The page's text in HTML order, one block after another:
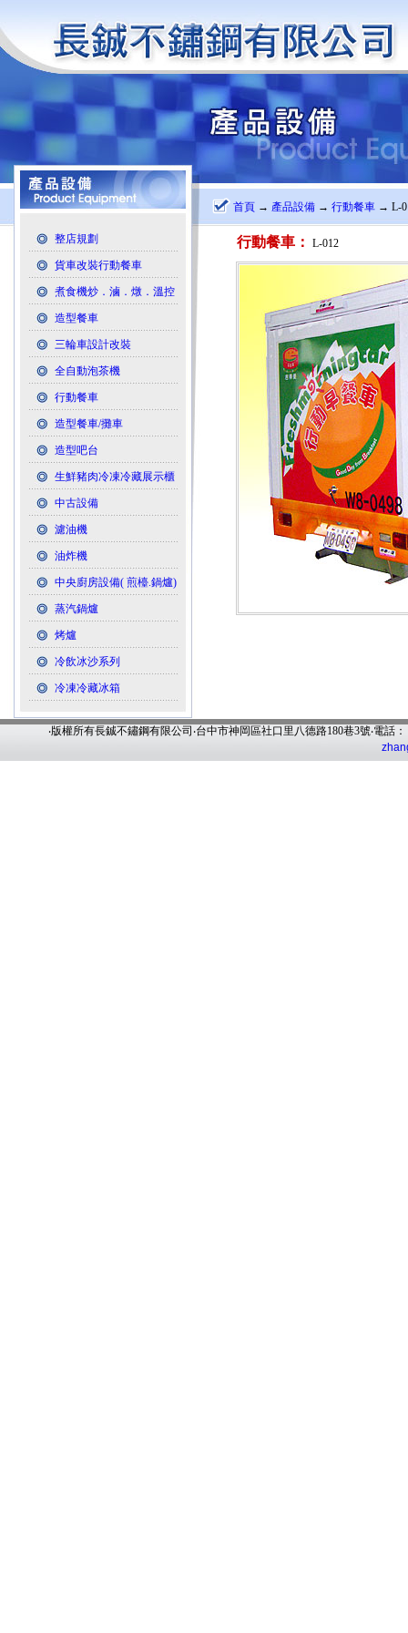
整店規劃
貨車改裝行動餐車
煮食機炒．滷．燉．溫控
造型餐車
三輪車設計改裝
全自動泡茶機
行動餐車
造型餐車/攤車
造型吧台
生鮮豬肉冷凍冷藏展示櫃
中古設備
濾油機
油炸機
中央廚房設備( 煎檯.鍋爐)
蒸汽鍋爐
烤爐
冷飲冰沙系列
冷凍冷藏冰箱
首頁 → 產品設備 → 行動餐車 → L-
行動餐車： L-012
‧版權所有長鋮不鏽鋼有限公司‧台中市神岡區社口里八德路180巷3號‧電話：